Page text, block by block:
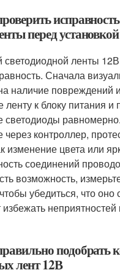
исправность
перед установкой
светодиодной ленты
Сначала
наличие повреждений
к блоку питания и
светодиоды
контроллер,
изменение цвета или
соединений
возможность,
убедиться, что оно
неприятностей
подобрать
лент 12В